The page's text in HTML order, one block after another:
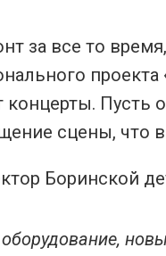
за все то
концерты.
сцены, что
Боринской